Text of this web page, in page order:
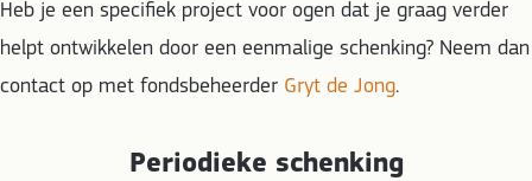
Heb je een specifiek project voor ogen dat je graag verder
helpt ontwikkelen door een eenmalige schenking? Neem dan
contact op met fondsbeheerder Gryt de Jong.
Periodieke schenking